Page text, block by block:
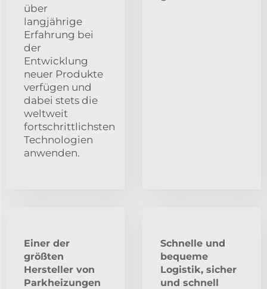
über
langjährige
Erfahrung bei
der
Entwicklung
neuer Produkte
verfügen und
dabei stets die
weltweit
fortschrittlichsten
Technologien
anwenden.
Einer der
größten
Hersteller von
Parkheizungen
Schnelle und
bequeme
Logistik, sicher
und schnell